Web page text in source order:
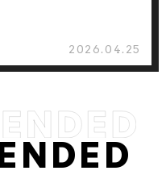
2026.04.25